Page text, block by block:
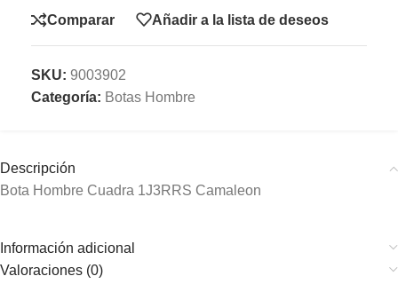
Comparar Añadir a la lista de deseos
SKU: 9003902
Categoría: Botas Hombre
Descripción
Bota Hombre Cuadra 1J3RRS Camaleon
Información adicional
Valoraciones (0)